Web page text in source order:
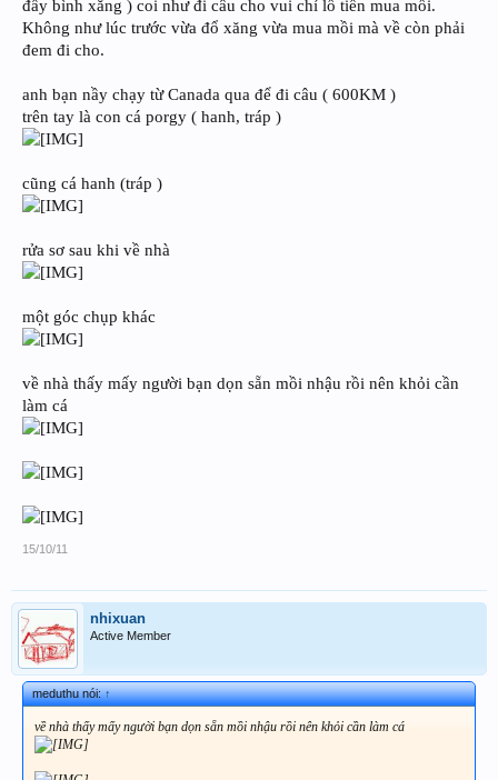
đầy bình xăng ) coi như đi câu cho vui chỉ lổ tiền mua mồi.
Không như lúc trước vừa đổ xăng vừa mua mồi mà về còn phải
đem đi cho.
anh bạn nầy chạy từ Canada qua để đi câu ( 600KM )
trên tay là con cá porgy ( hanh, tráp )
cũng cá hanh (tráp )
rửa sơ sau khi về nhà
một góc chụp khác
về nhà thấy mấy người bạn dọn sẵn mồi nhậu rồi nên khỏi cần
làm cá
15/10/11
nhixuan
Active Member
meduthu nói:↑
về nhà thấy mấy người bạn dọn sẵn mồi nhậu rồi nên khỏi cần làm cá